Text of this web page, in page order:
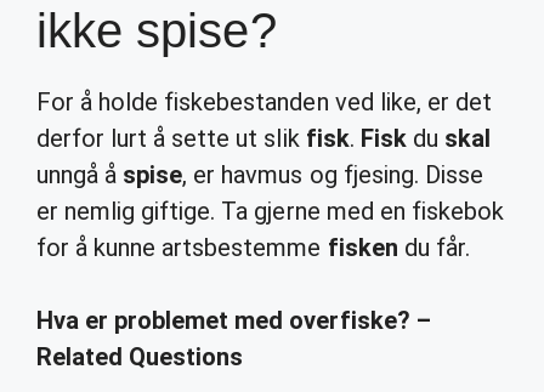
ikke spise?
For å holde fiskebestanden ved like, er det
derfor lurt å sette ut slik fisk. Fiskdu skal
unngå å spise, er havmus og fjesing. Disse
er nemlig giftige. Ta gjerne med en fiskebok
for å kunne artsbestemme fisken du får.
Hva er problemet med overfiske? –
Related Questions